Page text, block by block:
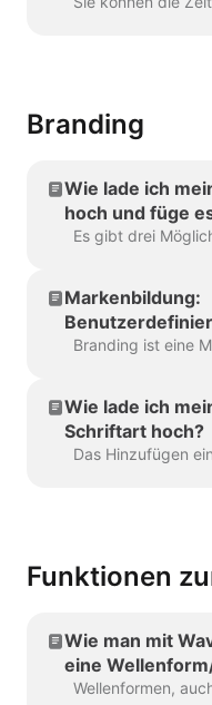
Branding
Wie lade ich
hoch und füge
Video hinzu?
Markenbildung:
Schriftarten,
Wie lade ich
Schriftart hoch?
Funktionen
Wie man mit
eine
Audiogramm zu